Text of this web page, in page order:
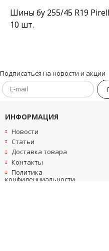
Шины бу 255/45 R19
10 шт.
Подписаться на новости и акции
ИНФОРМАЦИЯ
Новости
Статьи
Доставка товара
Контакты
Политика
конфиденциальности